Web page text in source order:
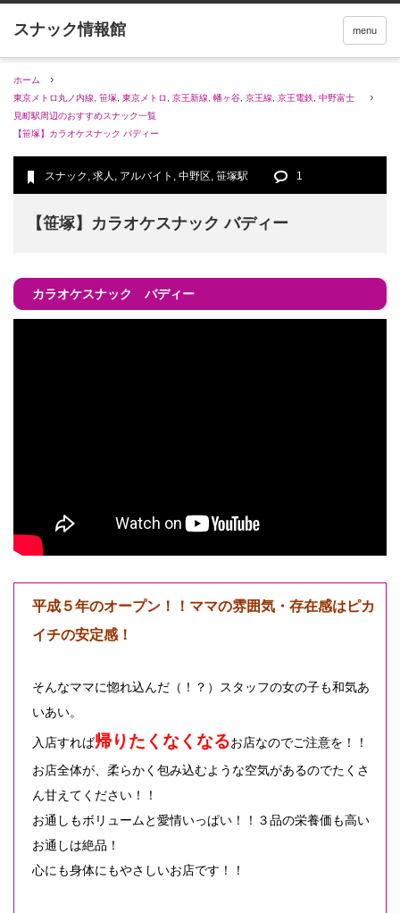
menu
ホーム
東京メトロ丸ノ内線
笹塚 東京メトロ 京王新線 幡ヶ谷 京王線 京王電鉄 中野富士
見町駅周辺のおすすめスナック一覧
【笹塚】カラオケスナック バディー
スナック , 求人 , アルバイト , 中野区, 笹塚駅 1
【笹塚】カラオケスナック バディー
カラオケスナック バディー
平成５年のオープン！！ママの雰囲気・存在感はピカ
イチの安定感！
そんなママに惚れ込んだ（！？）スタッフの女の子も和気あ
いあい。
入店すれば帰りたくなくなるお店なのでご注意を！！
お店全体が、柔らかく包み込むような空気があるのでたくさ
ん甘えてください！！
お通しもボリュームと愛情いっぱい！！３品の栄養価も高い
お通しは絶品！
心にも身体にもやさしいお店です！！